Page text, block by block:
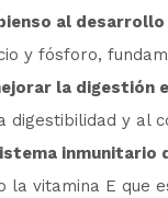
al
y fósforo,
la digestión
digestibilidad y al
inmunitario
la vitamina E